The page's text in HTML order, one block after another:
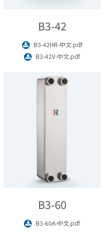
B3-42
B3-42HR-中文.pdf
B3-42V-中文.pdf
B3-60
B3-60A-中文.pdf